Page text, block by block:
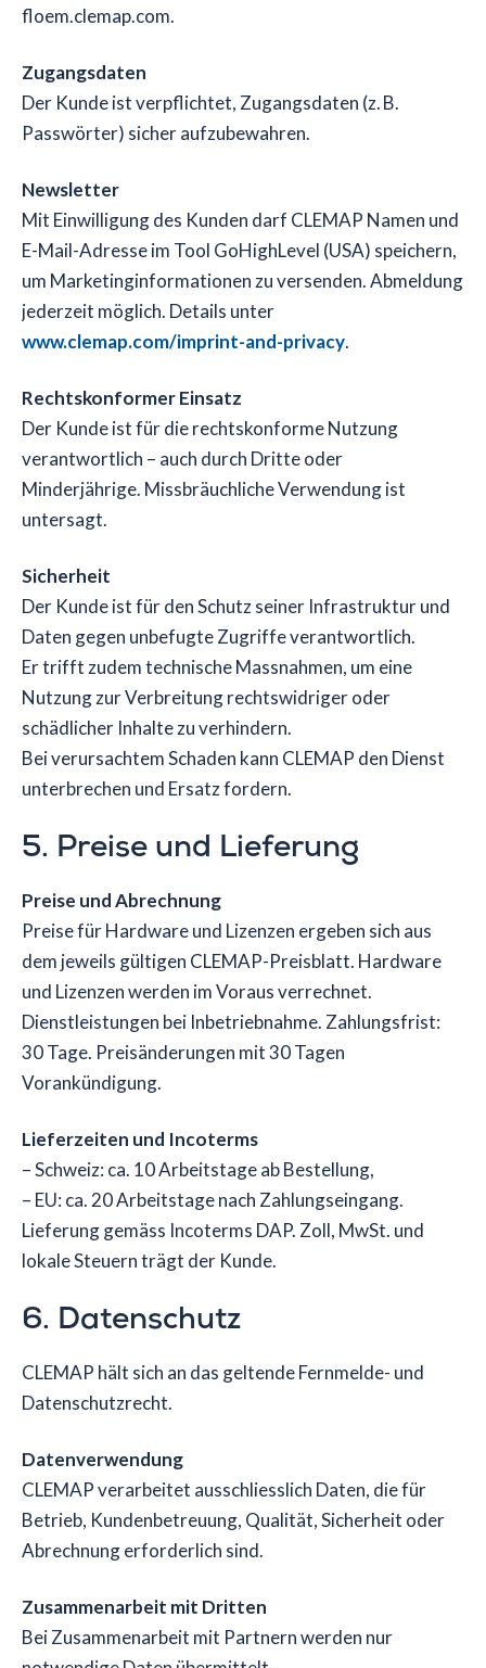
floem.clemap.com.
Zugangsdaten
Der Kunde ist verpflichtet, Zugangsdaten (z. B.
Passwörter) sicher aufzubewahren.
Newsletter
Mit Einwilligung des Kunden darf CLEMAP Namen und
E-Mail-Adresse im Tool GoHighLevel (USA) speichern,
um Marketinginformationen zu versenden. Abmeldung
jederzeit möglich. Details unter
www.clemap.com/imprint-and-privacy.
Rechtskonformer Einsatz
Der Kunde ist für die rechtskonforme Nutzung
verantwortlich – auch durch Dritte oder
Minderjährige. Missbräuchliche Verwendung ist
untersagt.
Sicherheit
Der Kunde ist für den Schutz seiner Infrastruktur und
Daten gegen unbefugte Zugriffe verantwortlich.
Er trifft zudem technische Massnahmen, um eine
Nutzung zur Verbreitung rechtswidriger oder
schädlicher Inhalte zu verhindern.
Bei verursachtem Schaden kann CLEMAP den Dienst
unterbrechen und Ersatz fordern.
5. Preise und Lieferung
Preise und Abrechnung
Preise für Hardware und Lizenzen ergeben sich aus
dem jeweils gültigen CLEMAP-Preisblatt. Hardware
und Lizenzen werden im Voraus verrechnet.
Dienstleistungen bei Inbetriebnahme. Zahlungsfrist:
30 Tage. Preisänderungen mit 30 Tagen
Vorankündigung.
Lieferzeiten und Incoterms
– Schweiz: ca. 10 Arbeitstage ab Bestellung,
– EU: ca. 20 Arbeitstage nach Zahlungseingang.
Lieferung gemäss Incoterms DAP. Zoll, MwSt. und
lokale Steuern trägt der Kunde.
6. Datenschutz
CLEMAP hält sich an das geltende Fernmelde- und
Datenschutzrecht.
Datenverwendung
CLEMAP verarbeitet ausschliesslich Daten, die für
Betrieb, Kundenbetreuung, Qualität, Sicherheit oder
Abrechnung erforderlich sind.
Zusammenarbeit mit Dritten
Bei Zusammenarbeit mit Partnern werden nur